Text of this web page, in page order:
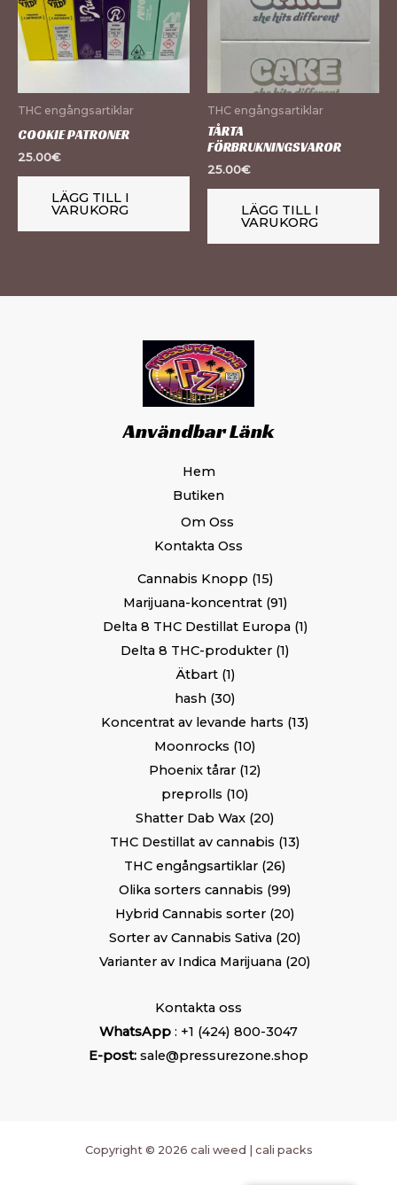
THC engångsartiklar
COOKIE PATRONER
25.00€
LÄGG TILL I
VARUKORG
THC engångsartiklar
TÅRTA
FÖRBRUKNINGSVAROR
25.00€
LÄGG TILL I
VARUKORG
Användbar Länk
Hem
Butiken
Om Oss
Kontakta Oss
Cannabis Knopp 15
Marijuana-koncentrat 91
Delta 8 THC Destillat Europa 1
Delta 8 THC-produkter 1
Ätbart 1
hash 30
Koncentrat av levande harts 13
Moonrocks 10
Phoenix tårar 12
preprolls 10
Shatter Dab Wax 20
THC Destillat av cannabis 13
THC engångsartiklar 26
Olika sorters cannabis 99
Hybrid Cannabis sorter 20
Sorter av Cannabis Sativa 20
Varianter av Indica Marijuana 20
Kontakta oss
WhatsApp : +1 (424) 800-3047
E-post: sale@pressurezone.shop
Copyright © 2026 cali weed | cali packs